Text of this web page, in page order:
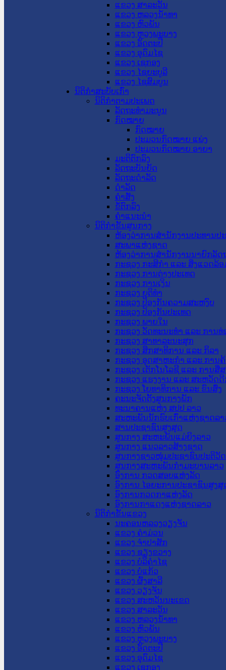
ແຂວງ ສາລະວັນ
ແຂວງ ຫລວງນໍ້າທາ
ແຂວງ ຫົວພັນ
ແຂວງ ຫຼວງພະບາງ
ແຂວງ ອັດຕະປື
ແຂວງ ອຸດົມໄຊ
ແຂວງ ເຊກອງ
ແຂວງ ໄຊຍະບູລີ
ແຂວງ ໄຊສົມບູນ
ນິຕິກໍາສະບັບເກົ່າ
ນິຕິກຳຕາມປະເພດ
ລັດຖະທໍາມະນູນ
ກົດໝາຍ
ກົດໝາຍ
ປະມວນກົດໝາຍ ແພ່ງ
ປະມວນກົດໝາຍ ອາຍາ
ມະຕິຕົກລົງ
ລັດຖະບັນຍັດ
ລັດຖະດໍາລັດ
ດໍາລັດ
ຄໍາສັ່ງ
ຂໍ້ຕົກລົງ
ຄໍາແນະນໍາ
ນິຕິກໍາຂັ້ນສູນກາງ
ຫ້ອງວ່າການສໍານັກງານປະທານປ
ສະພາແຫ່ງຊາດ
ຫ້ອງວ່າການສຳນັກງານນາຍົກລັດ
ກະຊວງ ກະສິກຳ ແລະ ສິ່ງແວດລ້ອ
ກະຊວງ ການຕ່າງປະເທດ
ກະຊວງ ການເງິນ
ກະຊວງ ຍຸຕິທໍາ
ກະຊວງ ປ້ອງກັນຄວາມສະຫງົບ
ກະຊວງ ປ້ອງກັນປະເທດ
ກະຊວງ ພາຍໃນ
ກະຊວງ ວັດທະນະທຳ ແລະ ການທ່
ກະຊວງ ສາທາລະນະສຸກ
ກະຊວງ ສຶກສາທິການ ແລະ ກິລາ
ກະຊວງ ອຸດສາຫະກຳ ແລະ ການຄ້
ກະຊວງ ເຕັກໂນໂລຊີ ແລະ ການສື່
ກະຊວງ ແຮງງານ ແລະ ສະຫວັດ
ກະຊວງ ໂຍທາທິການ ແລະ ຂົນສົ່ງ
ຄະນະຈັດຕັ້ງສູນກາງພັກ
ທະນາຄານແຫ່ງ ສປປ ລາວ
ສະຫະພັນນັກຮົບເກົ່າແຫ່ງຊາດລາ
ສານປະຊາຊົນສູງສຸດ
ສູນກາງ ສະຫະພັນແມ່ຍິງລາວ
ສູນກາງ ແນວລາວສ້າງຊາດ
ສູນກາງຊາວໜຸ່ມປະຊາຊົນປະຕິວັ
ສູນກາງສະຫະພັນກຳມະບານລາວ
ອົງການ ກວດສອບແຫ່ງລັດ
ອົງການ ໄອຍະການປະຊາຊົນສູງສຸ
ອົງການກວດກາແຫ່ງລັດ
ອົງການກາແດງແຫ່ງຊາດລາວ
ນິຕິກໍາຂັ້ນແຂວງ
ນະ​ຄອນ​ຫລວງວຽງຈັນ
ແຂວງ ຄໍາມ່ວນ
ແຂວງ ຈໍາປາສັກ
ແຂວງ ຊຽງຂວາງ
ແຂວງ ບໍລິຄໍາໄຊ
ແຂວງ ບໍ່ແກ້ວ
ແຂວງ ຜົ້ງສາລີ
ແຂວງ ວຽງຈັນ
ແຂວງ ສະຫວັນນະເຂດ
ແຂວງ ສາລະວັນ
ແຂວງ ຫລວງນໍ້າທາ
ແຂວງ ຫົວພັນ
ແຂວງ ຫຼວງພະບາງ
ແຂວງ ອັດຕະປື
ແຂວງ ອຸດົມໄຊ
ແຂວງ ເຊກອງ